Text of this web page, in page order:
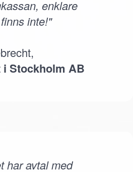
enklare
inte!"
Stockholm AB
har avtal med